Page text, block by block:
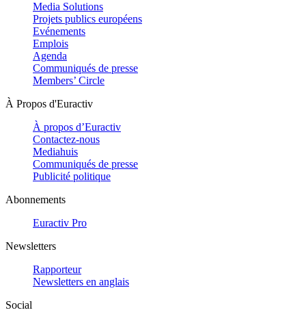
Media Solutions
Projets publics européens
Evénements
Emplois
Agenda
Communiqués de presse
Members’ Circle
À Propos d'Euractiv
À propos d’Euractiv
Contactez-nous
Mediahuis
Communiqués de presse
Publicité politique
Abonnements
Euractiv Pro
Newsletters
Rapporteur
Newsletters en anglais
Social